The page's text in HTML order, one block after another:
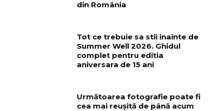
din România
Tot ce trebuie sa stii inainte de
Summer Well 2026. Ghidul
complet pentru editia
aniversara de 15 ani
Următoarea fotografie poate fi
cea mai reușită de până acum